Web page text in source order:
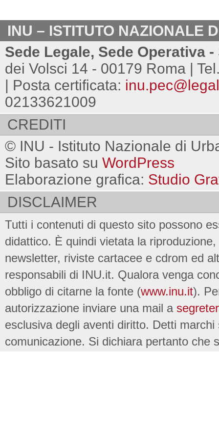
INU – ISTITUTO NAZIONALE
Sede Legale, Sede Operativa
dei Volsci 14 - 00179 Roma |
| Posta certificata:
02133621009
CREDITI
© INU - Istituto Nazionale di
Sito basato su WordPress
Elaborazione grafica: Studio
DISCLAIMER
Tutti i contenuti di questo sito possono
didattico. È quindi vietata la
newsletter, riviste cartacee e cdrom ed
responsabili di INU.it. Qualora venga
obbligo di citarne la fonte (www.inu.it).
autorizzazione inviare una mail a
esclusiva degli aventi diritto. Detti
comunicazione. Si dichiara pertanto che